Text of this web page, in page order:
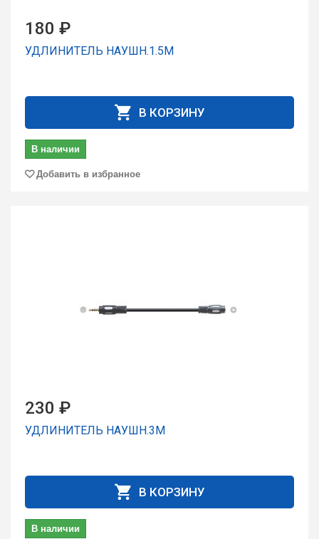
180 ₽
УДЛИНИТЕЛЬ НАУШН.1.5М
В КОРЗИНУ
В наличии
Добавить в избранное
230 ₽
УДЛИНИТЕЛЬ НАУШН.3М
В КОРЗИНУ
В наличии